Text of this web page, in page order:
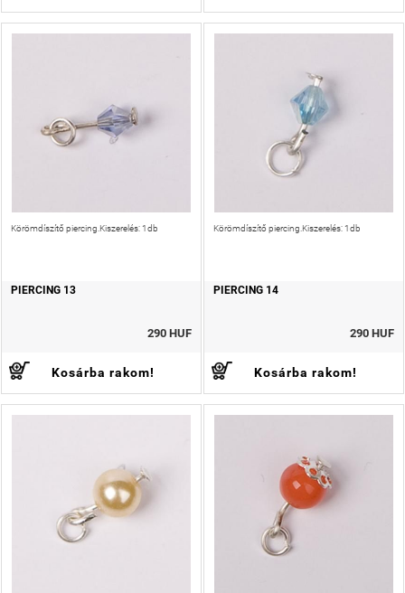
Körömdíszítő piercing.Kiszerelés: 1db
PIERCING 13
290 HUF
Kosárba rakom!
Körömdíszítő piercing.Kiszerelés: 1db
PIERCING 14
290 HUF
Kosárba rakom!